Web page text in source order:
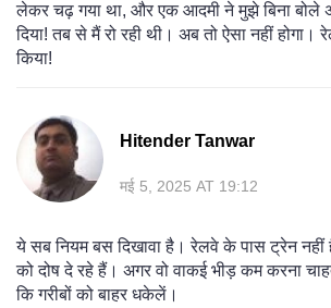
लेकर चढ़ गया था, और एक आदमी ने मुझे बिना बोले
दिया! तब से मैं रो रही थी। अब तो ऐसा नहीं होगा।
किया!
Hitender Tanwar
मई 5, 2025 AT 19:12
ये सब नियम बस दिखावा है। रेलवे के पास ट्रेन नहीं
को दोष दे रहे हैं। अगर वो वाकई भीड़ कम करना
कि गरीबों को बाहर धकेलें।